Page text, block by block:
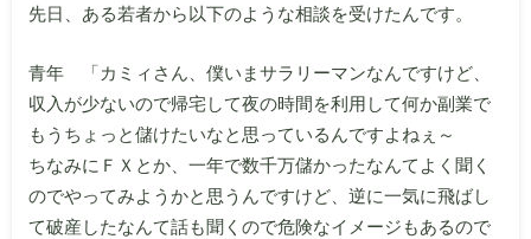
先日、ある若者から以下のような相談を受けたんです。
青年 「カミィさん、僕いまサラリーマンなんですけど、
収入が少ないので帰宅して夜の時間を利用して何か副業で
もうちょっと儲けたいなと思っているんですよねぇ～
ちなみにＦＸとか、一年で数千万儲かったなんてよく聞く
のでやってみようかと思うんですけど、逆に一気に飛ばし
て破産したなんて話も聞くので危険なイメージもあるので